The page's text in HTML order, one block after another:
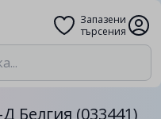
Запазени
търсения
Белгия (033441)